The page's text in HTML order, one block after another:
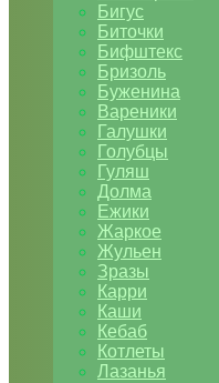
Бигус
Биточки
Бифштекс
Бризоль
Буженина
Вареники
Галушки
Голубцы
Гуляш
Долма
Ежики
Жаркое
Жульен
Зразы
Карри
Каши
Кебаб
Котлеты
Лазанья